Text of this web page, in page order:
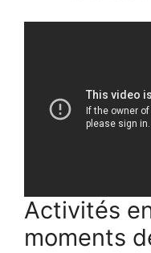
Activités
moments